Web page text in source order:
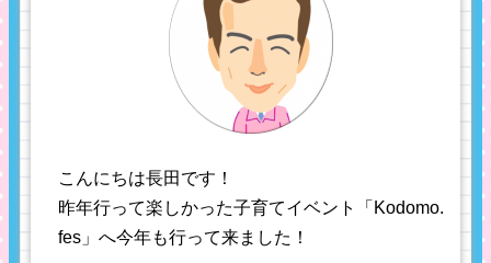
こんにちは長田です！
昨年行って楽しかった子育てイベント「Kodomo.
fes」へ今年も行って来ました！